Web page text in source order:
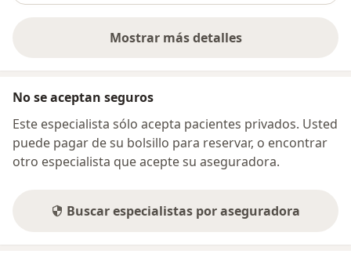
Mostrar más detalles
sobre la dirección
No se aceptan seguros
Este especialista sólo acepta pacientes privados. Usted
puede pagar de su bolsillo para reservar, o encontrar
otro especialista que acepte su aseguradora.
Buscar especialistas por aseguradora